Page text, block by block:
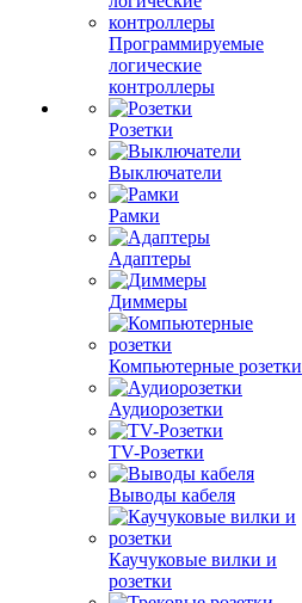
Программируемые
логические
контроллеры
Розетки
Выключатели
Рамки
Адаптеры
Диммеры
Компьютерные розетки
Аудиорозетки
TV-Розетки
Выводы кабеля
Каучуковые вилки и
розетки